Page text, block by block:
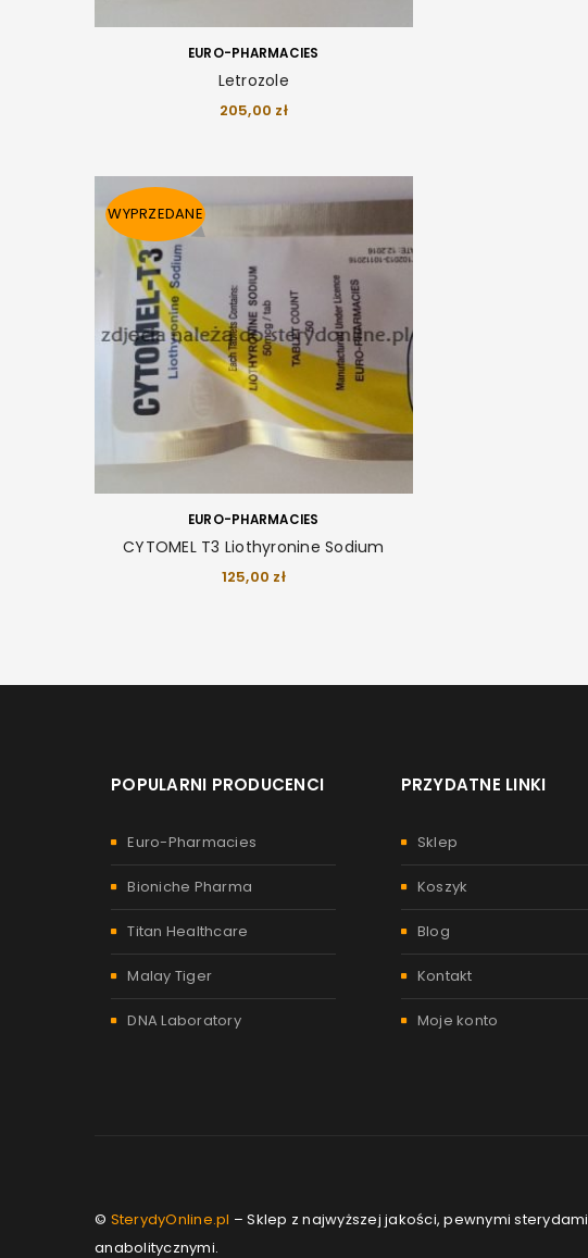
EURO-PHARMACIES
Letrozole
205,00 zł
WYPRZEDANE
EURO-PHARMACIES
CYTOMEL T3 Liothyronine Sodium
125,00 zł
POPULARNI PRODUCENCI
Euro-Pharmacies
Bioniche Pharma
Titan Healthcare
Malay Tiger
DNA Laboratory
PRZYDATNE LINKI
Sklep
Koszyk
Blog
Kontakt
Moje konto
© SterydyOnline.pl – Sklep z najwyższej jakości, pewnymi sterydami
anabolitycznymi.